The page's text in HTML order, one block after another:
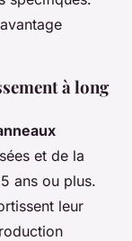
à long
et de la
ans ou plus.
leur